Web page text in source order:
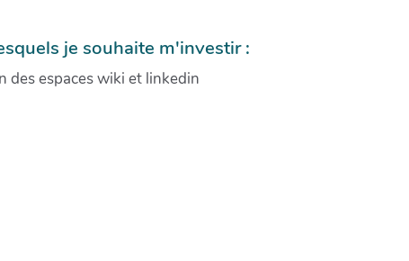
je souhaite m'investir :
des espaces wiki et linkedin